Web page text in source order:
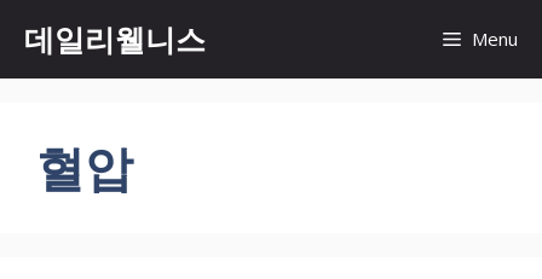
츠
데일리웰니스 Menu
혈압